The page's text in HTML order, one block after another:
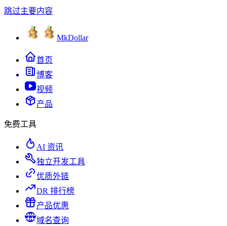
跳过主要内容
MkDollar
首页
博客
视频
产品
免费工具
AI 资讯
独立开发工具
优质外链
DR 排行榜
产品优惠
域名查询